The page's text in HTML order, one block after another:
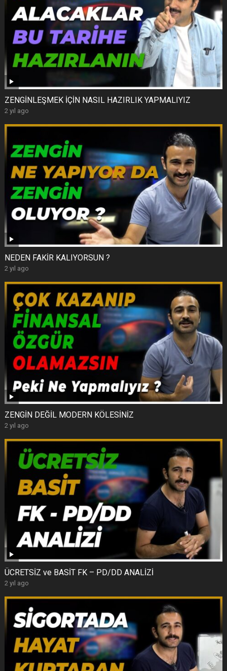
ZENGİNLEŞMEK İÇİN NASIL HAZIRLIK YAPMALIYIZ
2 yıl ago
NEDEN FAKİR KALIYORSUN ?
2 yıl ago
ZENGİN DEĞİL MODERN KÖLESİNİZ
2 yıl ago
ÜCRETSİZ ve BASİT FK – PD/DD ANALİZİ
2 yıl ago